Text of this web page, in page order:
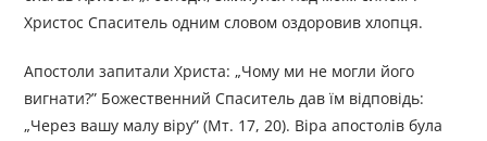
Христос Спаситель одним словом оздоровив хлопця.
Апостоли запитали Христа: „Чому ми не могли його
вигнати?” Божественний Спаситель дав їм відповідь:
„Через вашу малу віру” (Мт. 17, 20). Віра апостолів була